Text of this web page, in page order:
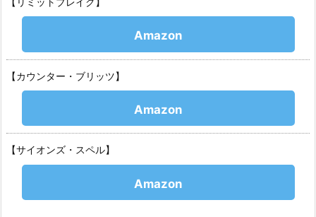
Amazon
【カウンター・ブリッツ】
Amazon
【サイオンズ・スペル】
Amazon